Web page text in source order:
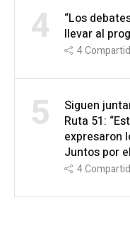
4
“Los
llevar al
4
5
Siguen
Ruta 51:
expresaron
Juntos por
4